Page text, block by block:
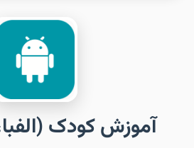
آموزش کودک